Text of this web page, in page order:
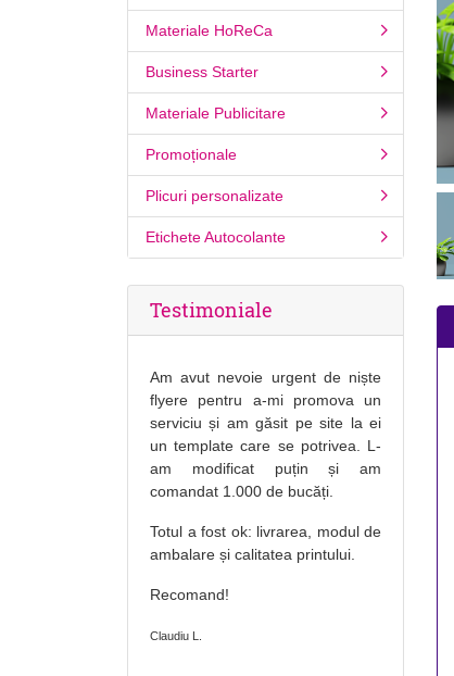
Materiale HoReCa
Business Starter
Materiale Publicitare
Promoționale
Plicuri personalizate
Etichete Autocolante
Testimoniale
Am avut nevoie urgent de niște
flyere pentru a-mi promova un
serviciu și am găsit pe site la ei
un template care se potrivea. L-
am modificat puțin și am
comandat 1.000 de bucăți.
Totul a fost ok: livrarea, modul de
ambalare și calitatea printului.
Recomand!
Claudiu L.